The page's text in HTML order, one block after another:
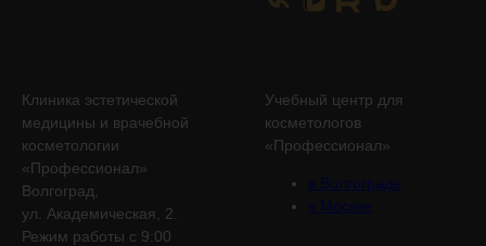
Клиника эстетической
медицины и врачебной
косметологии
«Профессионал»
Волгоград,
ул. Академическая, 2.
Режим работы с 9:00
Учебный центр для
косметологов
«Профессионал»
в Волгограде
в Москве